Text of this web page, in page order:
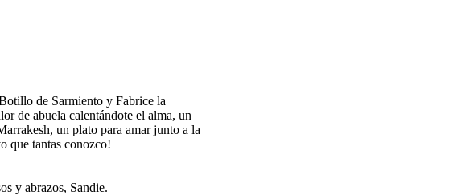
de Sarmiento y Fabrice la
de abuela calentándote el alma, un
un plato para amar junto a la
que tantas conozco!
y abrazos, Sandie.